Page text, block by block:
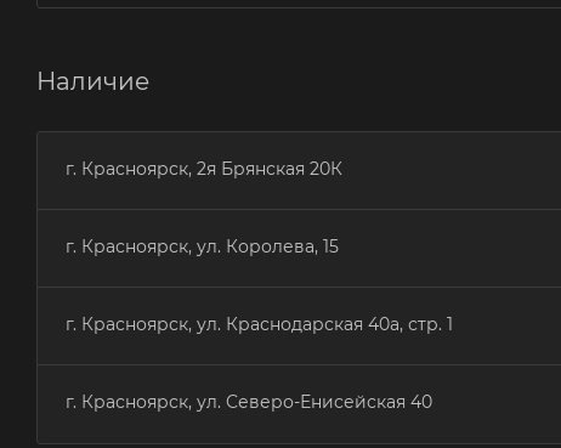
Наличие
г. Красноярск, 2я Брянская 20К
г. Красноярск, ул. Королева, 15
г. Красноярск, ул. Краснодарская 40а, стр. 1
г. Красноярск, ул. Северо-Енисейская 40